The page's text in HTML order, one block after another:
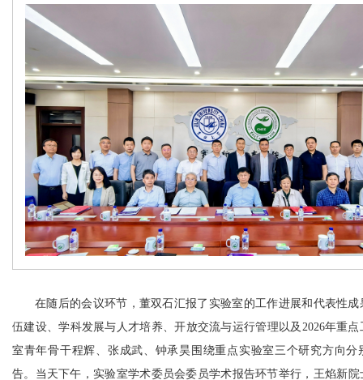
在随后的会议环节，董双石汇报了实验室的工作进展和代表性成
伍建设、学科发展与人才培养、开放交流与运行管理以及 2026年重
室青年骨干程辉、张成武、钟承昊围绕重点实验室三个研究方向分
告。当天下午，实验室学术委员会委员学术报告环节举行，王焰新院